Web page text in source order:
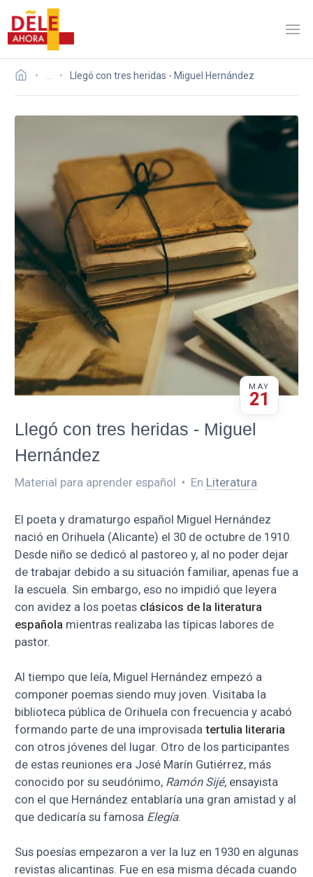
Llegó con tres heridas - Miguel Hernández
MAY
21
Llegó con tres heridas - Miguel
Hernández
Material para aprender español • En Literatura
El poeta y dramaturgo español Miguel Hernández
nació en Orihuela (Alicante) el 30 de octubre de 1910.
Desde niño se dedicó al pastoreo y, al no poder dejar
de trabajar debido a su situación familiar, apenas fue a
la escuela. Sin embargo, eso no impidió que leyera
con avidez a los poetas clásicos de la literatura
española mientras realizaba las típicas labores de
pastor.
Al tiempo que leía, Miguel Hernández empezó a
componer poemas siendo muy joven. Visitaba la
biblioteca pública de Orihuela con frecuencia y acabó
formando parte de una improvisada tertulia literaria
con otros jóvenes del lugar. Otro de los participantes
de estas reuniones era José Marín Gutiérrez, más
conocido por su seudónimo, Ramón Sijé, ensayista
con el que Hernández entablaría una gran amistad y al
que dedicaría su famosa Elegía.
Sus poesías empezaron a ver la luz en 1930 en algunas
revistas alicantinas. Fue en esa misma década cuando